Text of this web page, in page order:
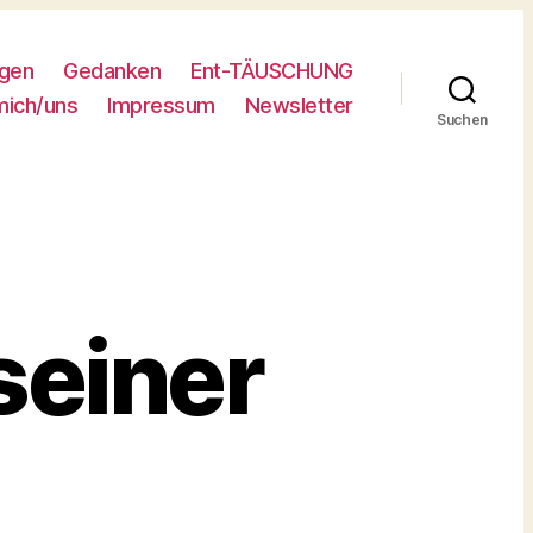
Gedanken
Ent-TÄUSCHUNG
uns Impressum Newsletter
Suchen